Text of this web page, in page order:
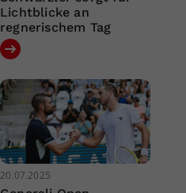
Lichtblicke an
regnerischem Tag
20.07.2025